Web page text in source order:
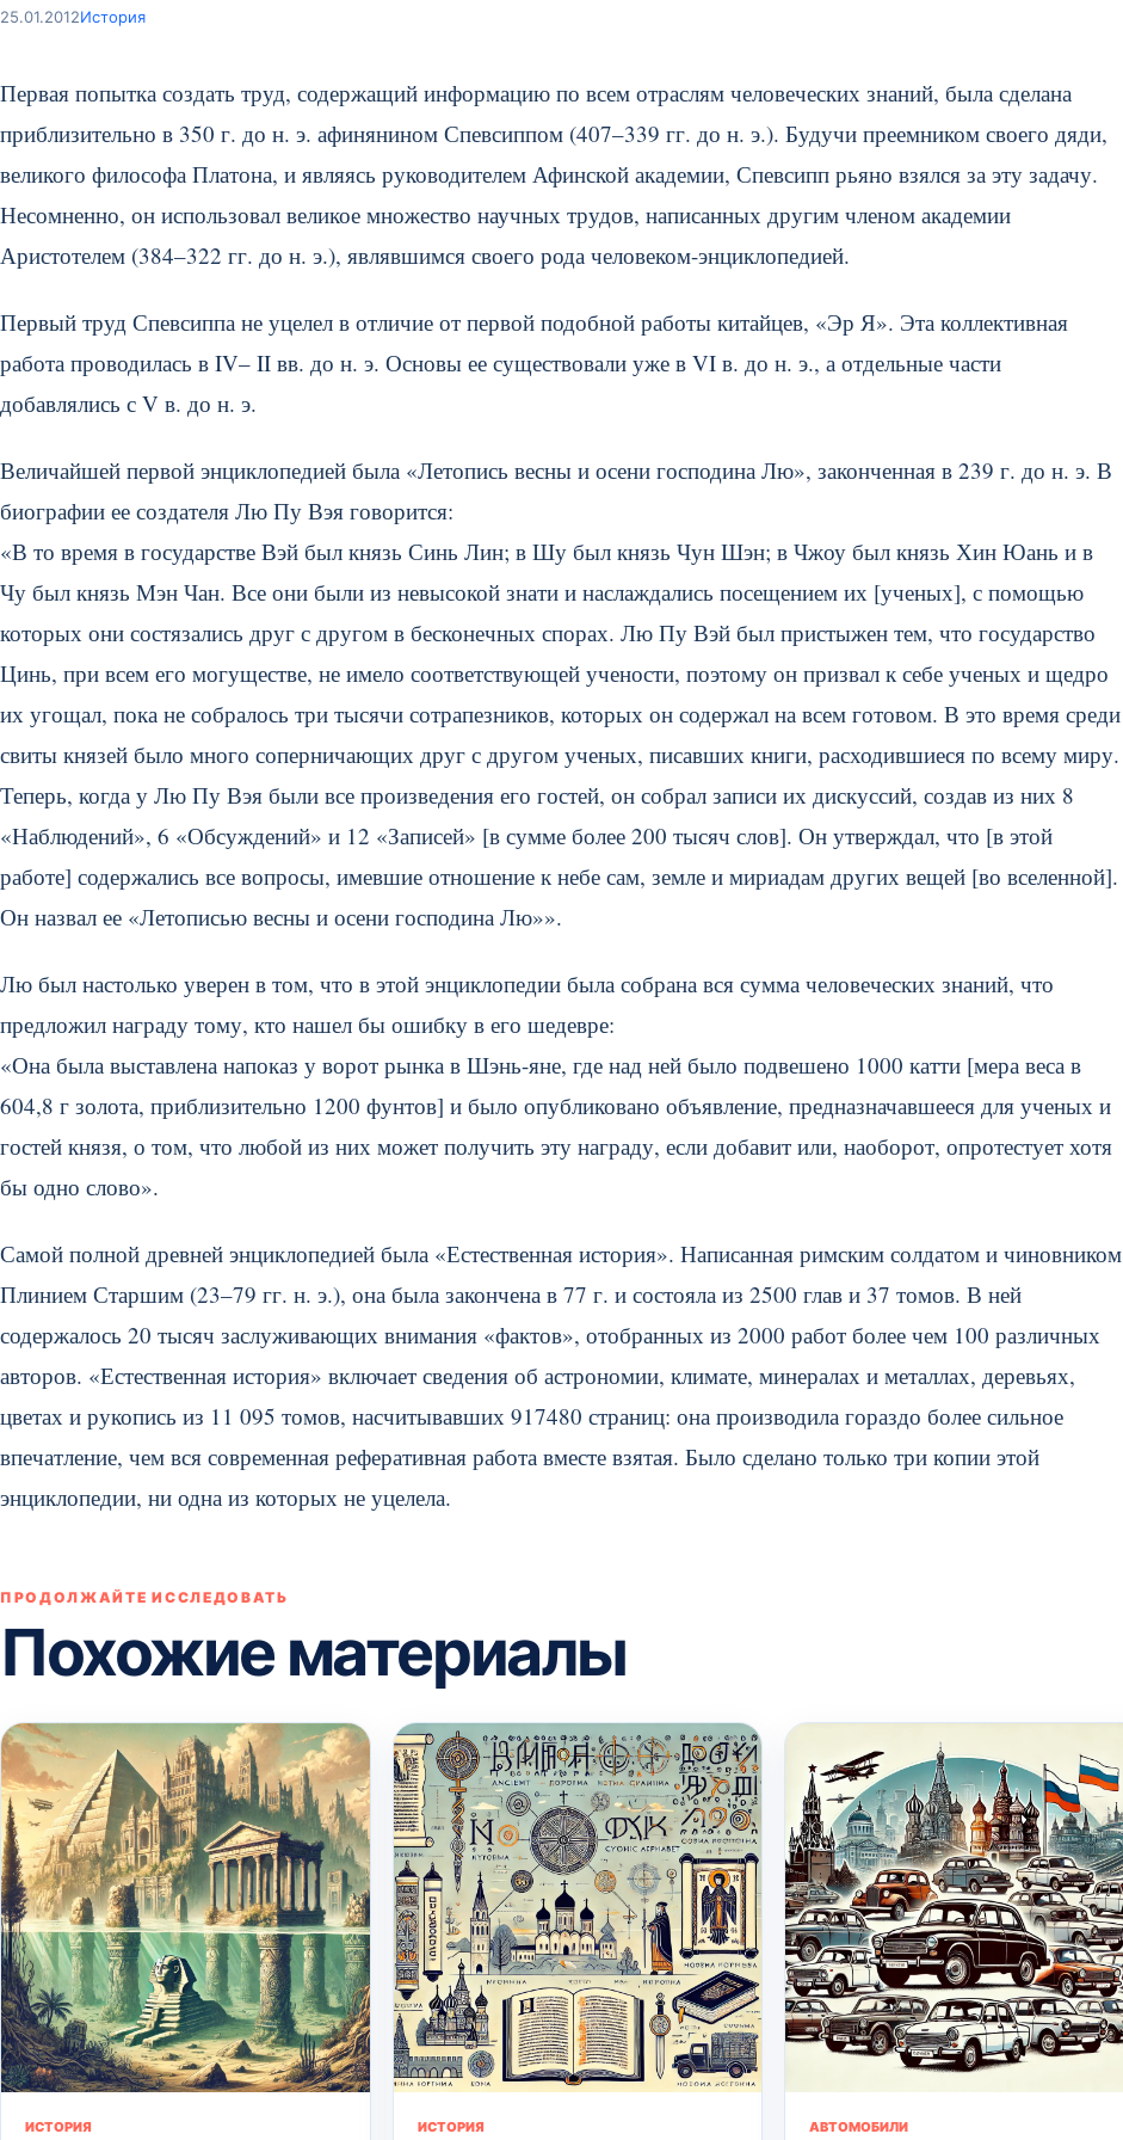
25.01.2012История
Первая попытка создать труд, содержащий информацию по всем отраслям человеческих знаний, была сделана
приблизительно в 350 г. до н. э. афинянином Спевсиппом (407–339 гг. до н. э.). Будучи преемником своего дяди,
великого философа Платона, и являясь руководителем Афинской академии, Спевсипп рьяно взялся за эту задачу.
Несомненно, он использовал великое множество научных трудов, написанных другим членом академии
Аристотелем (384–322 гг. до н. э.), являвшимся своего рода человеком-энциклопедией.
Первый труд Спевсиппа не уцелел в отличие от первой подобной работы китайцев, «Эр Я». Эта коллективная
работа проводилась в IV– II вв. до н. э. Основы ее существовали уже в VI в. до н. э., а отдельные части
добавлялись с V в. до н. э.
Величайшей первой энциклопедией была «Летопись весны и осени господина Лю», законченная в 239 г. до н. э. В
биографии ее создателя Лю Пу Вэя говорится:
«В то время в государстве Вэй был князь Синь Лин; в Шу был князь Чун Шэн; в Чжоу был князь Хин Юань и в
Чу был князь Мэн Чан. Все они были из невысокой знати и наслаждались посещением их [ученых], с помощью
которых они состязались друг с другом в бесконечных спорах. Лю Пу Вэй был пристыжен тем, что государство
Цинь, при всем его могуществе, не имело соответствующей учености, поэтому он призвал к себе ученых и щедро
их угощал, пока не собралось три тысячи сотрапезников, которых он содержал на всем готовом. В это время среди
свиты князей было много соперничающих друг с другом ученых, писавших книги, расходившиеся по всему миру.
Теперь, когда у Лю Пу Вэя были все произведения его гостей, он собрал записи их дискуссий, создав из них 8
«Наблюдений», 6 «Обсуждений» и 12 «Записей» [в сумме более 200 тысяч слов]. Он утверждал, что [в этой
работе] содержались все вопросы, имевшие отношение к небе сам, земле и мириадам других вещей [во вселенной].
Он назвал ее «Летописью весны и осени господина Лю»».
Лю был настолько уверен в том, что в этой энциклопедии была собрана вся сумма человеческих знаний, что
предложил награду тому, кто нашел бы ошибку в его шедевре:
«Она была выставлена напоказ у ворот рынка в Шэнь-яне, где над ней было подвешено 1000 катти [мера веса в
604,8 г золота, приблизительно 1200 фунтов] и было опубликовано объявление, предназначавшееся для ученых и
гостей князя, о том, что любой из них может получить эту награду, если добавит или, наоборот, опротестует хотя
бы одно слово».
Самой полной древней энциклопедией была «Естественная история». Написанная римским солдатом и чиновником
Плинием Старшим (23–79 гг. н. э.), она была закончена в 77 г. и состояла из 2500 глав и 37 томов. В ней
содержалось 20 тысяч заслуживающих внимания «фактов», отобранных из 2000 работ более чем 100 различных
авторов. «Естественная история» включает сведения об астрономии, климате, минералах и металлах, деревьях,
цветах и рукопись из 11 095 томов, насчитывавших 917480 страниц: она производила гораздо более сильное
впечатление, чем вся современная реферативная работа вместе взятая. Было сделано только три копии этой
энциклопедии, ни одна из которых не уцелела.
ПРОДОЛЖАЙТЕ ИССЛЕДОВАТЬ
Похожие материалы
ИСТОРИЯ ИСТОРИЯ АВТОМОБИЛИ